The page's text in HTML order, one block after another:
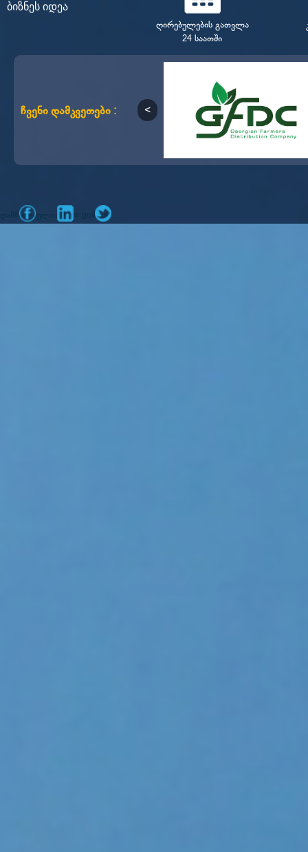
ბიზნეს იდეა
ღირებულების გათვლა
24 საათში
ჩვენი დამკვეთები :
დამზადებულია mone.ge მიერ